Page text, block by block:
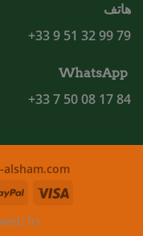
هاتف
79 99 32 51 9 33+
84 17 08 50 7 33+
alsham.com
Visa